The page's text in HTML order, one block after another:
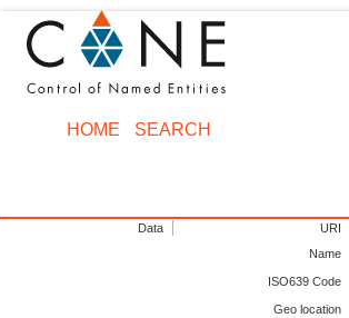
HOME SEARCH
Data URI
Name
ISO639 Code
Geo location